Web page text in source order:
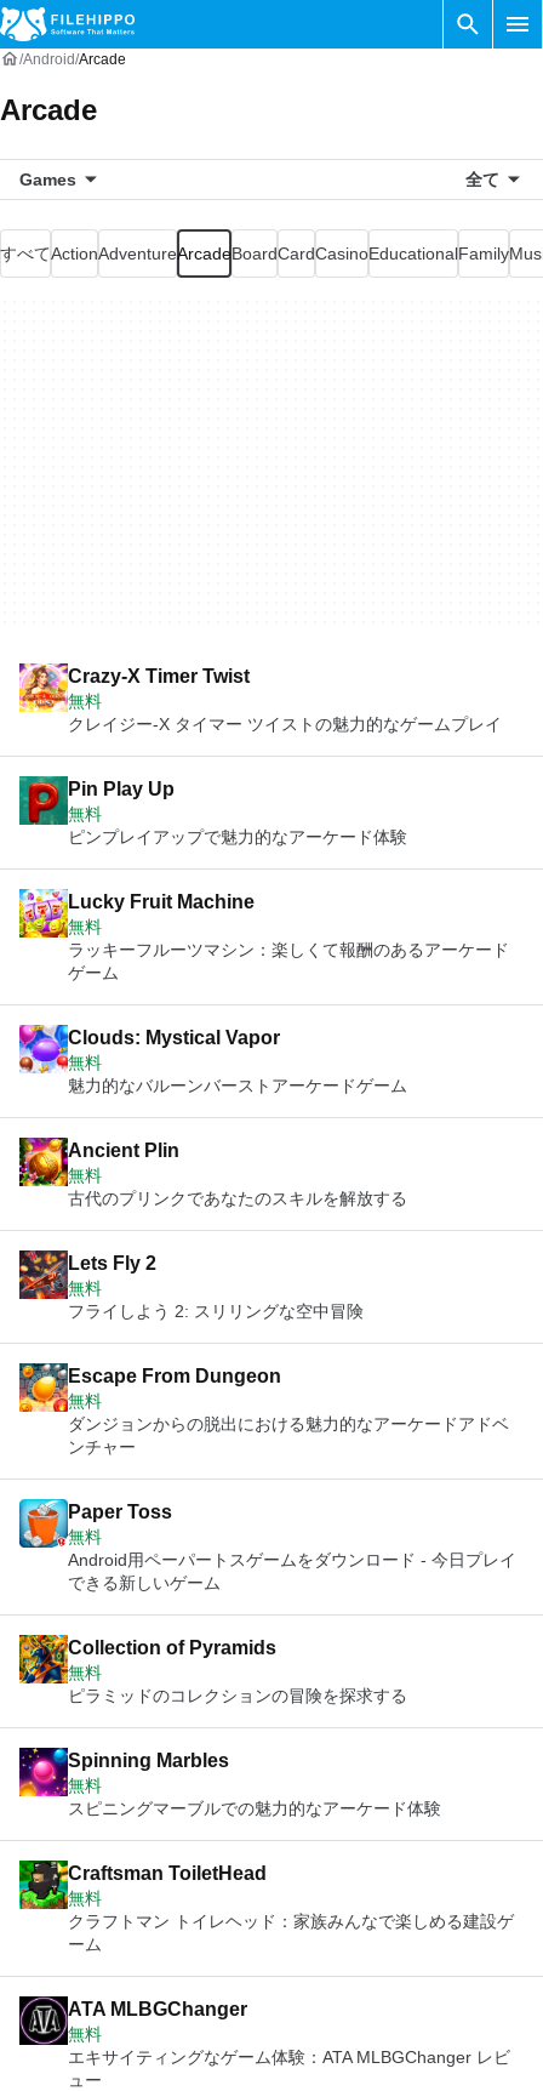
Android Arcade
Arcade
Games 全て
すべてActionAdventureArcadeBoardCardCasinoEducationalFamily
Crazy-X Timer Twist
無料
クレイジー-X タイマー ツイストの魅力的なゲームプレイ
Pin Play Up
無料
ピンプレイアップで魅力的なアーケード体験
Lucky Fruit Machine
無料
ラッキーフルーツマシン：楽しくて報酬のあるアーケード
ゲーム
Clouds: Mystical Vapor
無料
魅力的なバルーンバーストアーケードゲーム
Ancient Plin
無料
古代のプリンクであなたのスキルを解放する
Lets Fly 2
無料
フライしよう 2: スリリングな空中冒険
Escape From Dungeon
無料
ダンジョンからの脱出における魅力的なアーケードアドベ
ンチャー
Paper Toss
無料
Android用ペーパートスゲームをダウンロード - 今日プレイ
できる新しいゲーム
Collection of Pyramids
無料
ピラミッドのコレクションの冒険を探求する
Spinning Marbles
無料
スピニングマーブルでの魅力的なアーケード体験
Craftsman ToiletHead
無料
クラフトマン トイレヘッド：家族みんなで楽しめる建設ゲ
ーム
ATA MLBGChanger
無料
エキサイティングなゲーム体験：ATA MLBGChanger レビ
ュー